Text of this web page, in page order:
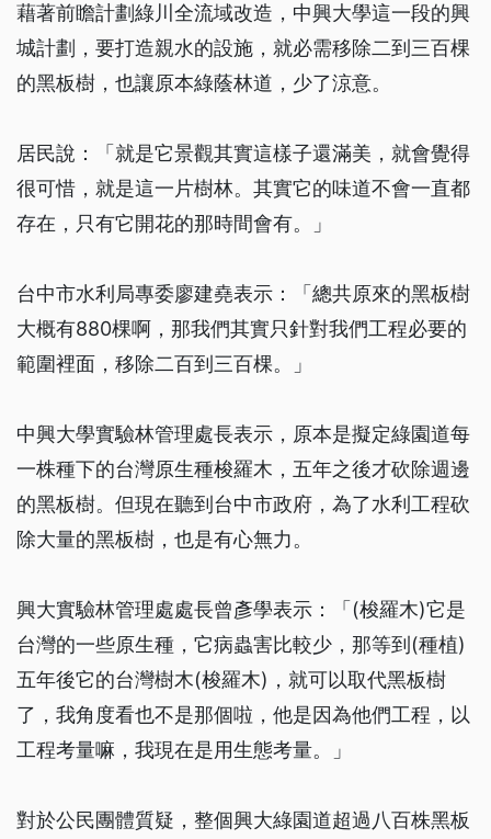
藉著前瞻計劃綠川全流域改造，中興大學這一段的興
城計劃，要打造親水的設施，就必需移除二到三百棵
的黑板樹，也讓原本綠蔭林道，少了涼意。
居民說：「就是它景觀其實這樣子還滿美，就會覺得
很可惜，就是這一片樹林。其實它的味道不會一直都
存在，只有它開花的那時間會有。」
台中市水利局專委廖建堯表示：「總共原來的黑板樹
大概有880棵啊，那我們其實只針對我們工程必要的
範圍裡面，移除二百到三百棵。」
中興大學實驗林管理處長表示，原本是擬定綠園道每
一株種下的台灣原生種梭羅木，五年之後才砍除週邊
的黑板樹。但現在聽到台中市政府，為了水利工程砍
除大量的黑板樹，也是有心無力。
興大實驗林管理處處長曾彥學表示：「(梭羅木)它是
台灣的一些原生種，它病蟲害比較少，那等到(種植)
五年後它的台灣樹木(梭羅木)，就可以取代黑板樹
了，我角度看也不是那個啦，他是因為他們工程，以
工程考量嘛，我現在是用生態考量。」
對於公民團體質疑，整個興大綠園道超過八百株黑板